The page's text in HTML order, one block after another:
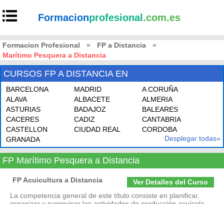
Formacionprofesional .com.es
Formacion Profesional » FP a Distancia
»
Marítimo Pesquera a Distancia
CURSOS FP A DISTANCIA EN
BARCELONA MADRID
A CORUÑA
ALAVA
ALBACETE
ALMERIA
ASTURIAS
BADAJOZ
BALEARES
CACERES
CADIZ
CANTABRIA
CASTELLON
CIUDAD REAL
CORDOBA
GRANADA
Desplegar todas»
FP Marítimo Pesquera a Distancia
Ver Detalles del Curso
FP Acuicultura a Distancia
La competencia general de este título consiste en planificar,